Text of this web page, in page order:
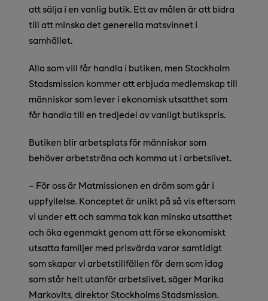
att sälja i en vanlig butik. Ett av målen är att bidra
till att minska det generella matsvinnet i
samhället.
Alla som vill får handla i butiken, men Stockholm
Stadsmission kommer att erbjuda medlemskap till
människor som lever i ekonomisk utsatthet som
får handla till en tredjedel av vanligt butikspris.
Butiken blir arbetsplats för människor som
behöver arbetsträna och komma ut i arbetslivet.
– För oss är Matmissionen en dröm som går i
uppfyllelse. Konceptet är unikt på så vis eftersom
vi under ett och samma tak kan minska utsatthet
och öka egenmakt genom att förse ekonomiskt
utsatta familjer med prisvärda varor samtidigt
som skapar vi arbetstillfällen för dem som idag
som står helt utanför arbetslivet, säger Marika
Markovits, direktor Stockholms Stadsmission.